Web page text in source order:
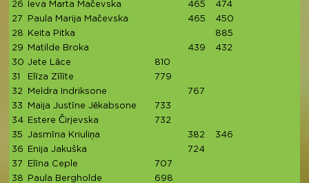
26
Ieva Marta Mačevska 465 474
27
Paula Marija Mačevska 465 450
28
Keita Pitka 885
29
Matilde Broka 439 432
30 Jete Lāce 810
31
Elīza Zīlīte 779
32
Meldra Indriksone 767
33
Maija Justīne Jēkabsone 733
34
Estere Čirjevska 732
35
Jasmīna Kriuliņa 382 346
36
Enija Jakuška 724
37
Elīna Ceple 707
38
Paula Bergholde 698